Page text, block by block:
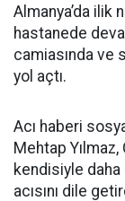
Almanya’da
hastanede
camiasında ve
yol açtı.
​Acı haberi
Mehtap
kendisiyle
acısını dile